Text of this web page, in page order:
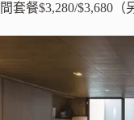
間套餐$3,280/$3,680（